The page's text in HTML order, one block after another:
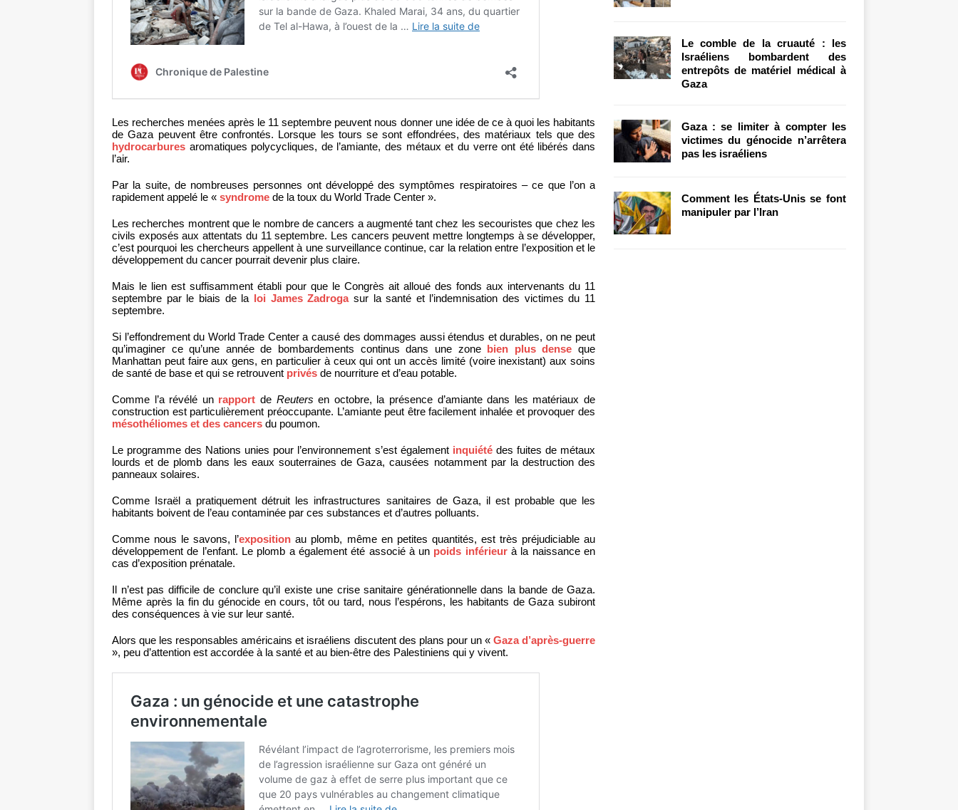
Les recherches menées après le 11 septembre peuvent nous donner une idée de ce à quoi les habitants
de Gaza peuvent être confrontés. Lorsque les tours se sont effondrées, des matériaux tels que des
hydrocarbures aromatiques polycycliques, de l’amiante, des métaux et du verre ont été libérés dans
l’air.
Par la suite, de nombreuses personnes ont développé des symptômes respiratoires – ce que l’on a
rapidement appelé le « syndrome de la toux du World Trade Center ».
Les recherches montrent que le nombre de cancers a augmenté tant chez les secouristes que chez les
civils exposés aux attentats du 11 septembre. Les cancers peuvent mettre longtemps à se développer,
c’est pourquoi les chercheurs appellent à une surveillance continue, car la relation entre l’exposition et le
développement du cancer pourrait devenir plus claire.
Mais le lien est suffisamment établi pour que le Congrès ait alloué des fonds aux intervenants du 11
septembre par le biais de la loi James Zadrogasur la santé et l’indemnisation des victimes du 11
septembre.
Si l’effondrement du World Trade Center a causé des dommages aussi étendus et durables, on ne peut
qu’imaginer ce qu’une année de bombardements continus dans une zone bien plus dense que
Manhattan peut faire aux gens, en particulier à ceux qui ont un accès limité (voire inexistant) aux soins
de santé de base et qui se retrouvent privés de nourriture et d’eau potable.
Comme l’a révélé un rapport de Reuters en octobre, la présence d’amiante dans les matériaux de
construction est particulièrement préoccupante. L’amiante peut être facilement inhalée et provoquer des
mésothéliomes et des cancers du poumon.
Le programme des Nations unies pour l’environnement s’est également inquiétédes fuites de métaux
lourds et de plomb dans les eaux souterraines de Gaza, causées notamment par la destruction des
panneaux solaires.
Comme Israël a pratiquement détruit les infrastructures sanitaires de Gaza, il est probable que les
habitants boivent de l’eau contaminée par ces substances et d’autres polluants.
Comme nous le savons, l’exposition au plomb, même en petites quantités, est très préjudiciable au
développement de l’enfant. Le plomb a également été associé à un poids inférieurà la naissance en
cas d’exposition prénatale.
Il n’est pas difficile de conclure qu’il existe une crise sanitaire générationnelle dans la bande de Gaza.
Même après la fin du génocide en cours, tôt ou tard, nous l’espérons, les habitants de Gaza subiront
des conséquences à vie sur leur santé.
Alors que les responsables américains et israéliens discutent des plans pour un « Gaza d’après-guerre
», peu d’attention est accordée à la santé et au bien-être des Palestiniens qui y vivent.
Le comble de la cruauté : les
Israéliens bombardent des
entrepôts de matériel médical à
Gaza
Gaza : se limiter à compter les
victimes du génocide n’arrêtera
pas les israéliens
Comment les États-Unis se font
manipuler par l’Iran